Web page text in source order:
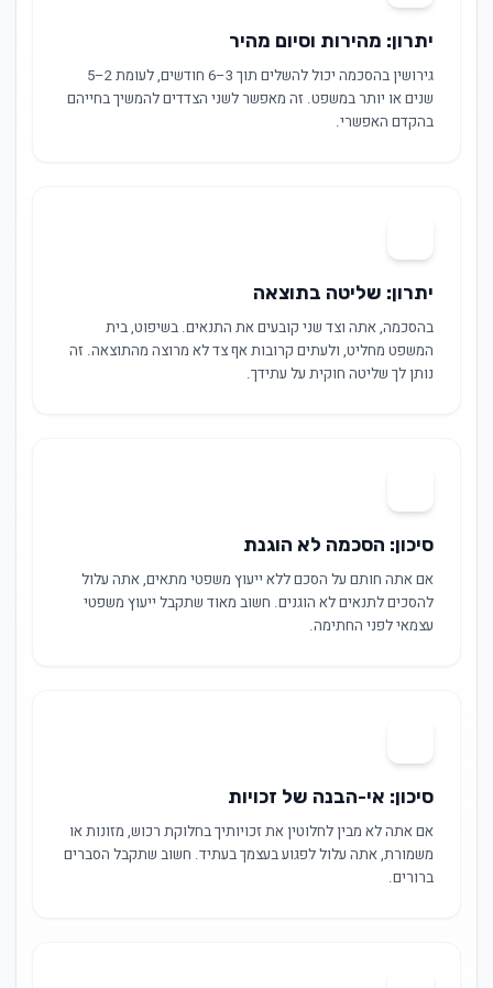
יתרון: מהירות וסיום מהיר
גירושין בהסכמה יכול להשלים תוך 3–6 חודשים, לעומת 2–5
שנים או יותר במשפט. זה מאפשר לשני הצדדים להמשיך בחייהם
בהקדם האפשרי.
יתרון: שליטה בתוצאה
בהסכמה, אתה וצד שני קובעים את התנאים. בשיפוט, בית
המשפט מחליט, ולעתים קרובות אף צד לא מרוצה מהתוצאה. זה
נותן לך שליטה חוקית על עתידך.
סיכון: הסכמה לא הוגנת
אם אתה חותם על הסכם ללא ייעוץ משפטי מתאים, אתה עלול
להסכים לתנאים לא הוגנים. חשוב מאוד שתקבל ייעוץ משפטי
עצמאי לפני החתימה.
סיכון: אי-הבנה של זכויות
אם אתה לא מבין לחלוטין את זכויותיך בחלוקת רכוש, מזונות או
משמורת, אתה עלול לפגוע בעצמך בעתיד. חשוב שתקבל הסברים
ברורים.